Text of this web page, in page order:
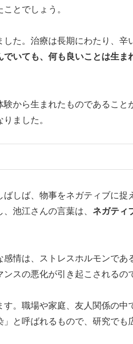
とでしょう。
た。治療は長期にわたり、
でいても、何も良いことは生
から生まれたものであるこ
ました。
しば、物事をネガティブに
池江さんの言葉は、 ネガティ
情は、ストレスホルモンで
スの悪化が引き起こされるの
。職場や家庭、友人関係の
と呼ばれるもので、研究でも